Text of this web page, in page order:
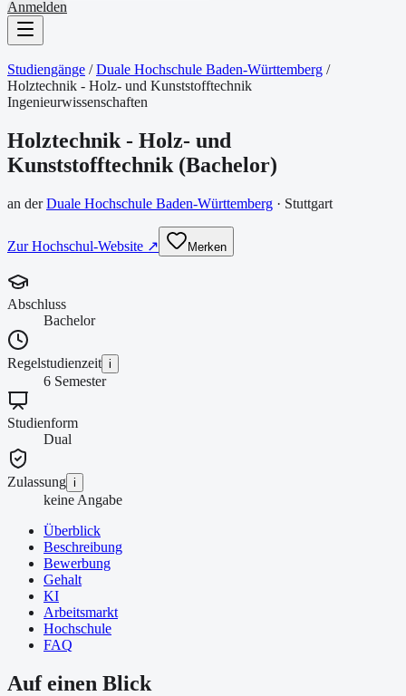
Anmelden
Studiengänge / Duale Hochschule Baden-Württemberg /
Holztechnik - Holz- und Kunststofftechnik
Ingenieurwissenschaften
Holztechnik - Holz- und
Kunststofftechnik (Bachelor)
an derDuale Hochschule Baden-Württemberg · Stuttgart
Zur Hochschul-Website ↗ Merken
Abschluss
Bachelor
Regelstudienzeit i
6 Semester
Studienform
Dual
Zulassung i
keine Angabe
Überblick
Beschreibung
Bewerbung
Gehalt
KI
Arbeitsmarkt
Hochschule
FAQ
Auf einen Blick